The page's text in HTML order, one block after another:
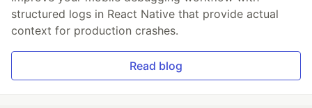
structured logs in React Native that provide actual
context for production crashes.
Read blog